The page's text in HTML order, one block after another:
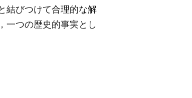
結びつけて合理的な解
一つの歴史的事実とし